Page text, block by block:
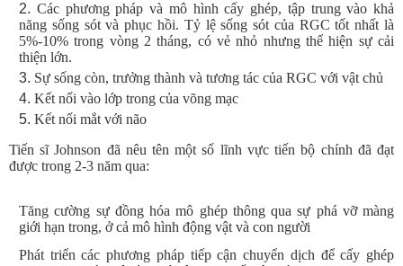
Các phương pháp và mô hình cấy ghép, tập trung vào khả
năng sống sót và phục hồi. Tỷ lệ sống sót của RGC tốt nhất là
5%-10% trong vòng 2 tháng, có vẻ nhỏ nhưng thể hiện sự cải
thiện lớn.
Sự sống còn, trưởng thành và tương tác của RGC với vật chủ
Kết nối vào lớp trong của võng mạc
Kết nối mắt với não
Tiến sĩ Johnson đã nêu tên một số lĩnh vực tiến bộ chính đã đạt
được trong 2-3 năm qua:
Tăng cường sự đồng hóa mô ghép thông qua sự phá vỡ màng
giới hạn trong, ở cả mô hình động vật và con người
Phát triển các phương pháp tiếp cận chuyển dịch để cấy ghép